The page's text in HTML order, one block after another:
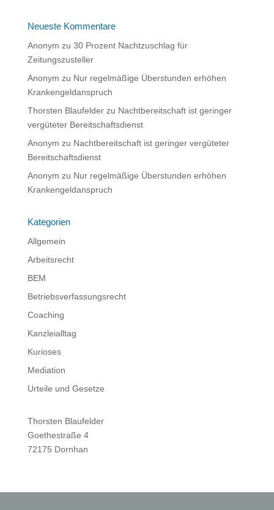
Neueste Kommentare
Anonym zu 30 Prozent Nachtzuschlag für
Zeitungszusteller
Anonym zu Nur regelmäßige Überstunden erhöhen
Krankengeldanspruch
Thorsten Blaufelderzu Nachtbereitschaft ist geringer
vergüteter Bereitschaftsdienst
Anonym zu Nachtbereitschaft ist geringer vergüteter
Bereitschaftsdienst
Anonym zu Nur regelmäßige Überstunden erhöhen
Krankengeldanspruch
Kategorien
Allgemein
Arbeitsrecht
BEM
Betriebsverfassungsrecht
Coaching
Kanzleialltag
Kurioses
Mediation
Urteile und Gesetze
Thorsten Blaufelder
Goethestraße 4
72175 Dornhan